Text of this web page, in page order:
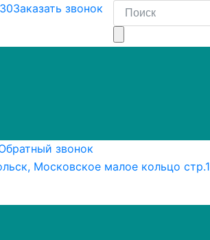
Заказать звонок
звонок
Московское малое кольцо стр.1